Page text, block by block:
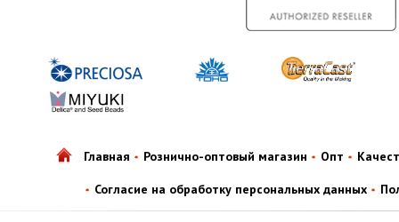
Главная Рознично-оптовый магазин Опт
Согласие на обработку персональных данных